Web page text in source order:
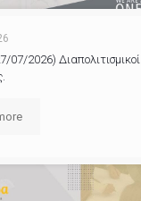
07/2026) Διαπολιτισμικοί